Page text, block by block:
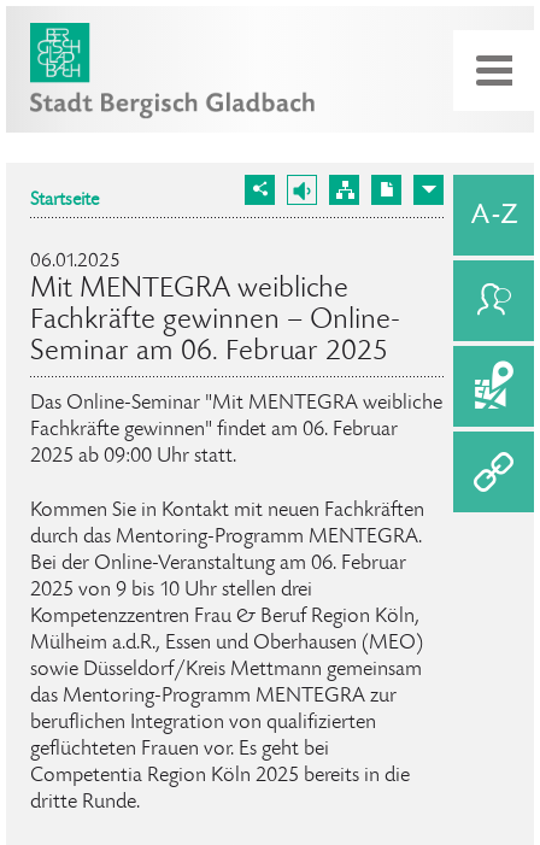
Startseite
06.01.2025
Mit MENTEGRA weibliche
Fachkräfte gewinnen ­– Online-
Seminar am 06. Februar 2025
Das Online-Seminar "Mit MENTEGRA weibliche
Fachkräfte gewinnen" findet am 06. Februar
2025 ab 09:00 Uhr statt.
Kommen Sie in Kontakt mit neuen Fachkräften
durch das Mentoring-Programm MENTEGRA.
Bei der Online-Veranstaltung am 06. Februar
2025 von 9 bis 10 Uhr stellen drei
Kompetenzzentren Frau & Beruf Region Köln,
Mülheim a.d.R., Essen und Oberhausen (MEO)
sowie Düsseldorf/Kreis Mettmann gemeinsam
das Mentoring-Programm MENTEGRA zur
beruflichen Integration von qualifizierten
geflüchteten Frauen vor. Es geht bei
Competentia Region Köln 2025 bereits in die
dritte Runde.